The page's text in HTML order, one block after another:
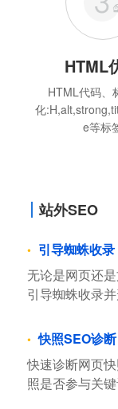
HTML
HTML代码、
化
e等标
站外SEO
引导蜘蛛收录
无论是网页还
引导蜘蛛收录
快照SEO诊断
快速诊断网页
照是否参与关